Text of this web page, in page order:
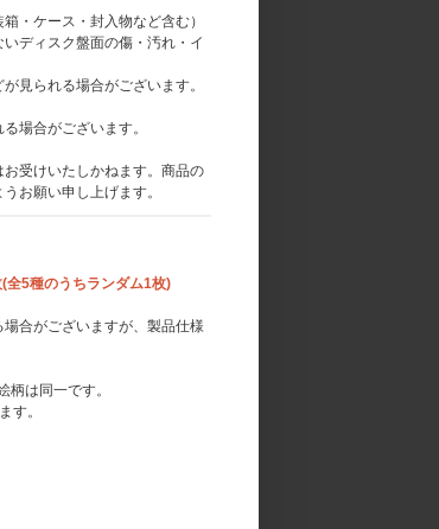
・ケース・封入物など含む）
ディスク盤面の傷・汚れ・イ
見られる場合がございます。
場合がございます。
受けいたしかねます。商品の
お願い申し上げます。
全5種のうちランダム1枚)
合がございますが、製品仕様
は同一です。
す。